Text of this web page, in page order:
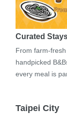
Curated
From farm-
handpicked
every meal is
Taipei City